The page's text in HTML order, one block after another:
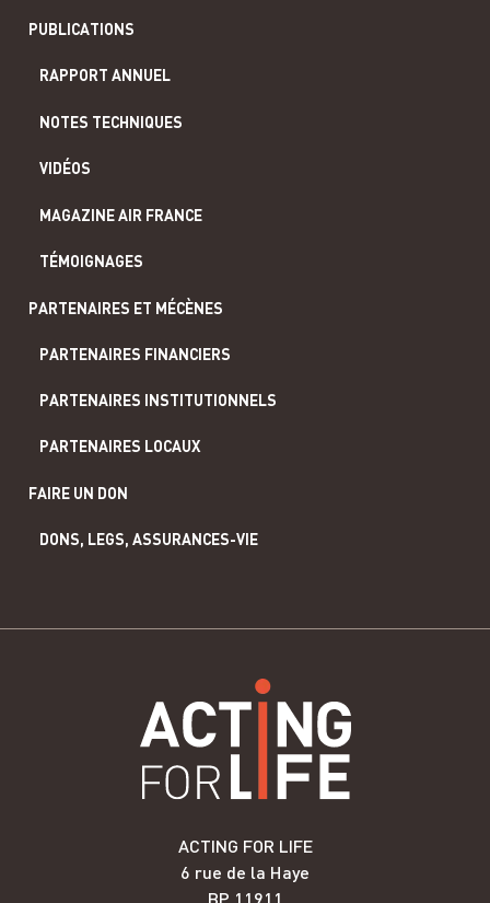
PUBLICATIONS
RAPPORT ANNUEL
NOTES TECHNIQUES
VIDÉOS
MAGAZINE AIR FRANCE
TÉMOIGNAGES
PARTENAIRES ET MÉCÈNES
PARTENAIRES FINANCIERS
PARTENAIRES INSTITUTIONNELS
PARTENAIRES LOCAUX
FAIRE UN DON
DONS, LEGS, ASSURANCES-VIE
ACTING FOR LIFE
6 rue de la Haye
BP 11911